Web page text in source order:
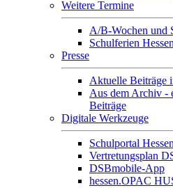
Weitere Termine
A/B-Wochen und
Schulferien Hessen
Presse
Aktuelle Beiträge
Aus dem Archiv -
Beiträge
Digitale Werkzeuge
Schulportal Hessen
Vertretungsplan
DSBmobile-App
hessen.OPAC